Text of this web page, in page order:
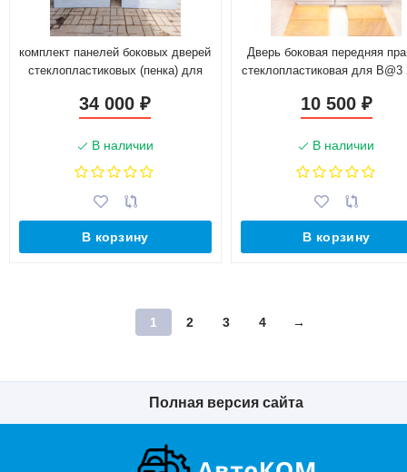
комплект панелей боковых дверей
стеклопластиковых (пенка) для
34 000₽
В наличии
В корзину
Дверь боковая передняя
стеклопластиковая для B@3
10 500 ₽
В наличии
В корзину
1 2 3 4 →
Полная версия сайта